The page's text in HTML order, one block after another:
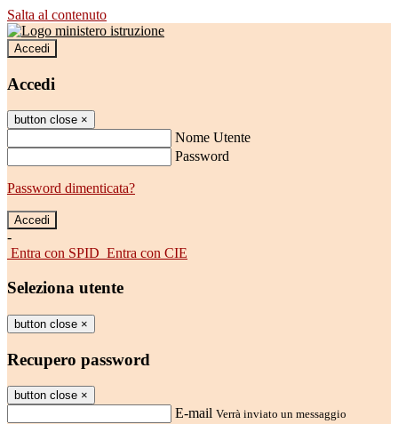
Salta al contenuto
Accedi
Accedi
button close ×
Nome Utente
Password
Password dimenticata?
-
Entra con SPID Entra con CIE
Seleziona utente
button close ×
Recupero password
button close ×
E-mail Verrà inviato un messaggio